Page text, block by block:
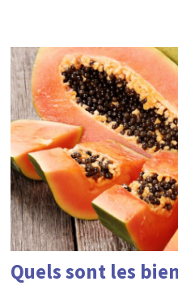
Quels sont les